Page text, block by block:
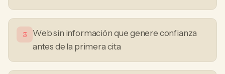
3
Web sin información que genere confianza
antes de la primera cita